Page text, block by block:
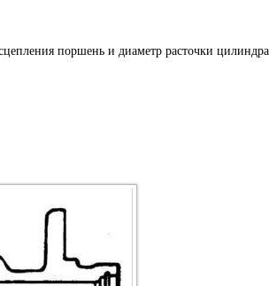
поршень и диаметр расточки